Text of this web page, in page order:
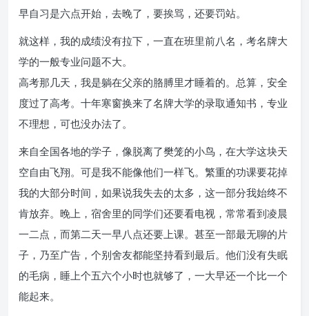
早自习是六点开始，去晚了，要挨骂，还要罚站。
就这样，我的成绩没有拉下，一直在班里前八名，考名牌大
学的一般专业问题不大。
高考那几天，我是躺在父亲的胳膊里才睡着的。总算，安全
度过了高考。十年寒窗换来了名牌大学的录取通知书，专业
不理想，可也没办法了。
来自全国各地的学子，像脱离了樊笼的小鸟，在大学这块天
空自由飞翔。可是我不能像他们一样飞。繁重的功课要花掉
我的大部分时间，如果说我失去的太多，这一部分我始终不
肯放弃。晚上，宿舍里的同学们还要看电视，常常看到凌晨
一二点，而第二天一早八点还要上课。甚至一部最无聊的片
子，乃至广告，个别舍友都能坚持看到最后。他们没有失眠
的毛病，睡上个五六个小时也就够了，一大早还一个比一个
能起来。